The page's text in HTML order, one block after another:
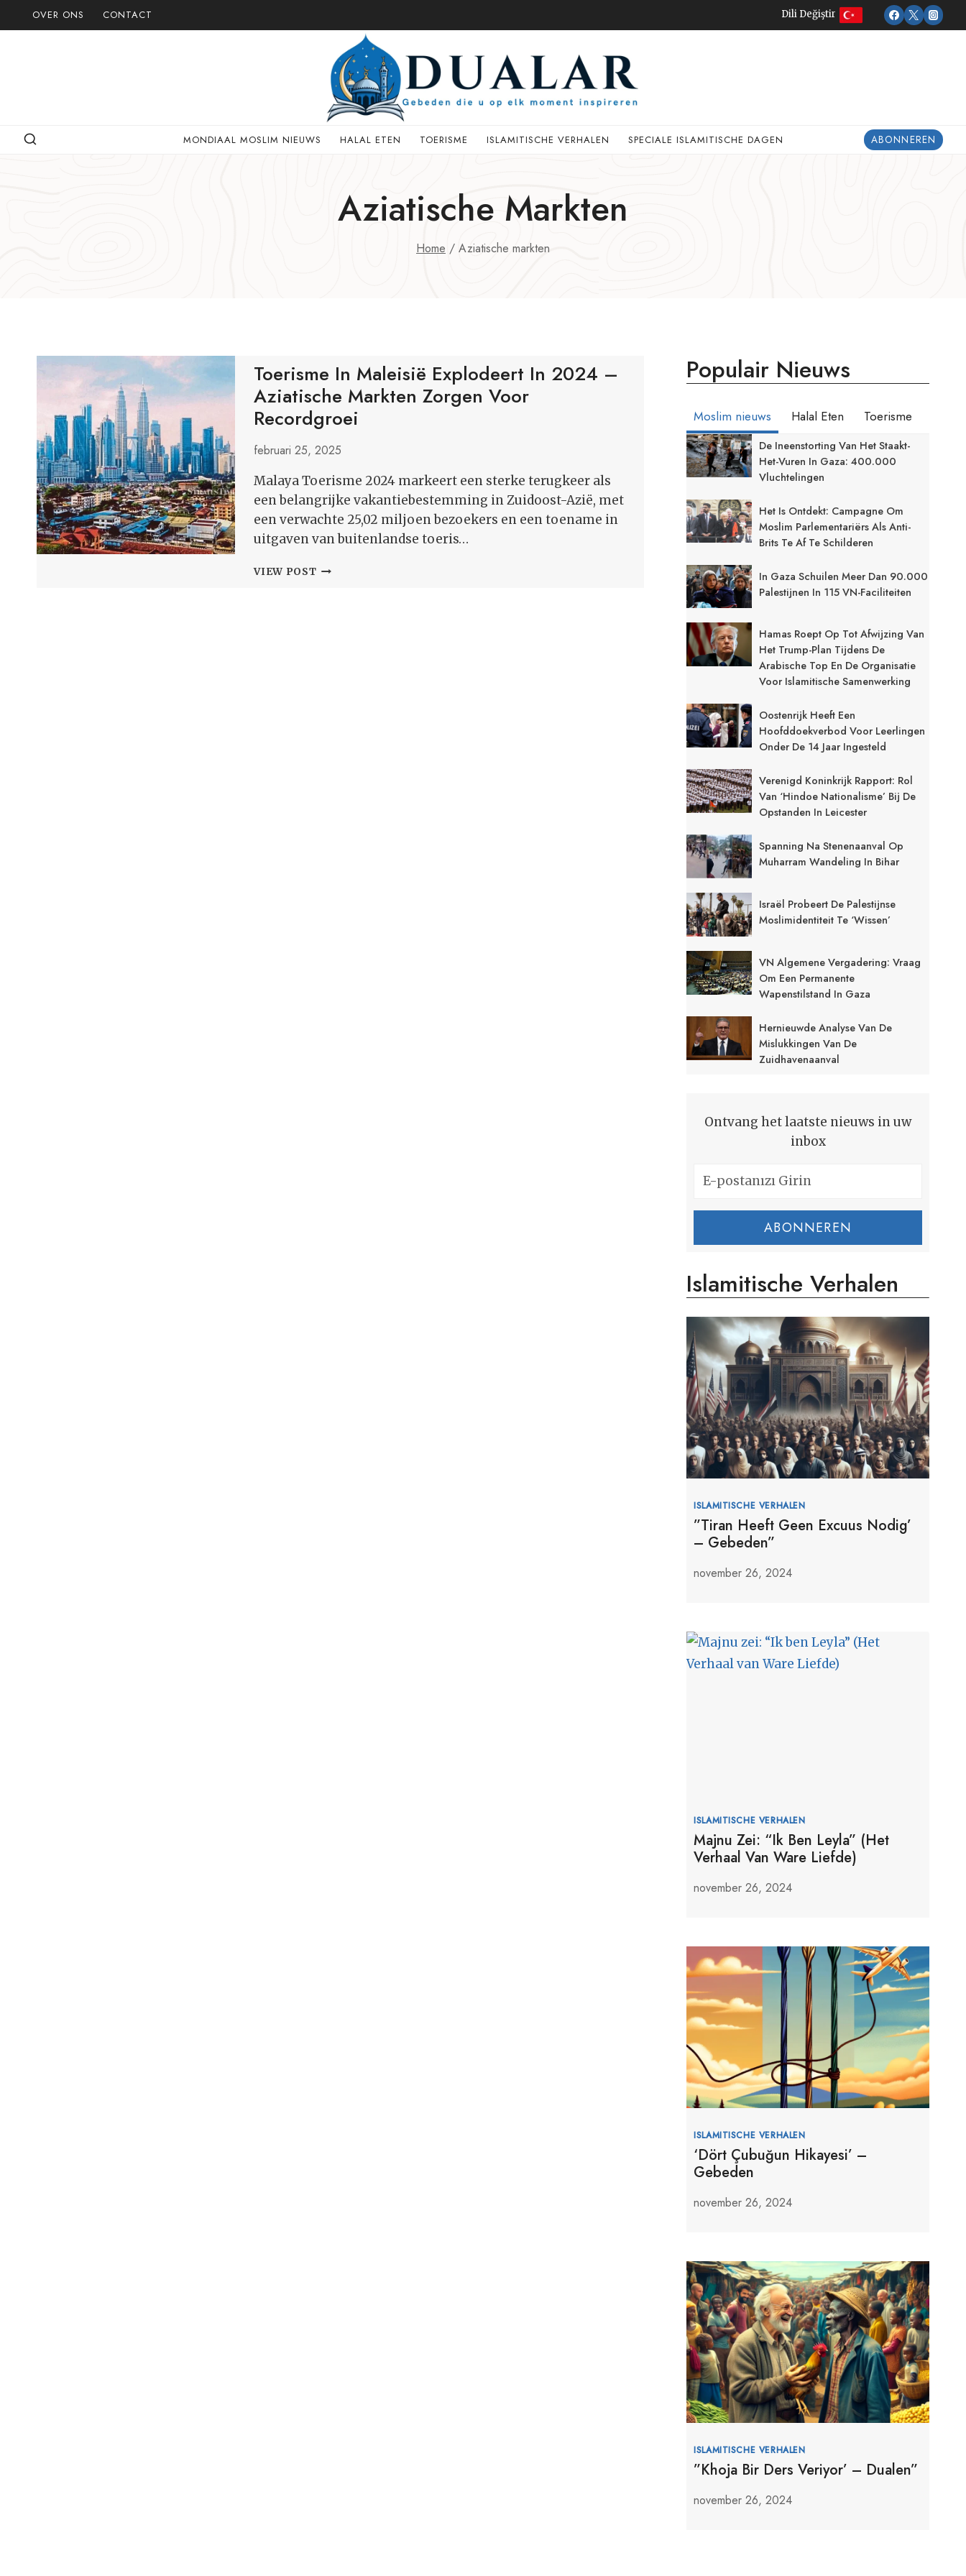
Doorgaan
naar
OVER ONS CONTACT Dili Değiştir
MONDIAAL MOSLIM NIEUWS HALAL ETEN TOERISME ISLAMITISCHE VERHALEN SPECIALE ISLAMITISCHE DAGEN ABONNEREN
Aziatische Markten
Home / Aziatische markten
Toerisme In Maleisië Explodeert In 2024 –
Aziatische Markten Zorgen Voor
Recordgroei
februari 25, 2025
Malaya Toerisme 2024 markeert een sterke terugkeer als
een belangrijke vakantiebestemming in Zuidoost-Azië, met
een verwachte 25,02 miljoen bezoekers en een toename in
uitgaven van buitenlandse toeris…
VIEW POSTTOERISME
Populair Nieuws
Moslim nieuws Halal Eten Toerisme
De Ineenstorting Van Het Staakt-
Het-Vuren In Gaza: 400.000
Vluchtelingen
Het Is Ontdekt: Campagne Om
Moslim Parlementariërs Als Anti-
Brits Te Af Te Schilderen
In Gaza Schuilen Meer Dan 90.000
Palestijnen In 115 VN-Faciliteiten
Hamas Roept Op Tot Afwijzing Van
Het Trump-Plan Tijdens De
Arabische Top En De Organisatie
Voor Islamitische Samenwerking
Oostenrijk Heeft Een
Hoofddoekverbod Voor Leerlingen
Onder De 14 Jaar Ingesteld
Verenigd Koninkrijk Rapport: Rol
Van ‘Hindoe Nationalisme’ Bij De
Opstanden In Leicester
Spanning Na Stenenaanval Op
Muharram Wandeling In Bihar
Israël Probeert De Palestijnse
Moslimidentiteit Te ‘wissen’
VN Algemene Vergadering: Vraag
Om Een Permanente
Wapenstilstand In Gaza
Hernieuwde Analyse Van De
Mislukkingen Van De
Zuidhavenaanval
Ontvang het laatste nieuws in uw
inbox
ABONNEREN
Islamitische Verhalen
ISLAMITISCHE VERHALEN
”Tiran Heeft Geen Excuus Nodig’
– Gebeden”
november 26, 2024
ISLAMITISCHE VERHALEN
Majnu Zei: “Ik Ben Leyla” (Het
Verhaal Van Ware Liefde)
november 26, 2024
ISLAMITISCHE VERHALEN
‘Dört Çubuğun Hikayesi’ –
Gebeden
november 26, 2024
ISLAMITISCHE VERHALEN
”Khoja Bir Ders Veriyor’ – Dualen”
november 26, 2024